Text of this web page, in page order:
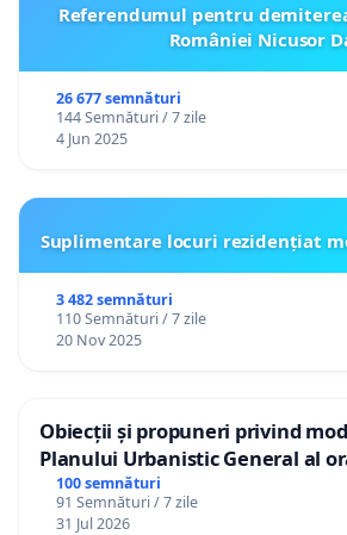
Referendumul pentru
României Nicusor
26 677 semnături
144 Semnături / 7 zile
4 Jun 2025
Suplimentare locuri rezidențiat
3 482 semnături
110 Semnături / 7 zile
20 Nov 2025
Obiecții și propuneri privind
Planului Urbanistic General al
100 semnături
91 Semnături / 7 zile
31 Jul 2026